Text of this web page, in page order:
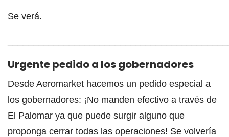
Se verá.
Urgente pedido a los gobernadores
Desde Aeromarket hacemos un pedido especial a
los gobernadores: ¡No manden efectivo a través de
El Palomar ya que puede surgir alguno que
proponga cerrar todas las operaciones! Se volvería